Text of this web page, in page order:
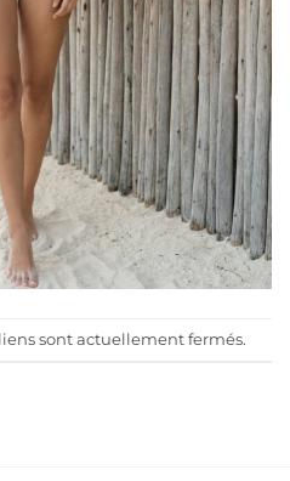
sont actuellement fermés.